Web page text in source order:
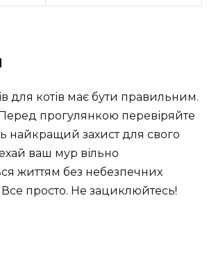
для котів має бути правильним.
прогулянкою перевіряйте
найкращий захист для свого
ваш мур вільно
життям без небезпечних
просто. Не зациклюйтесь!